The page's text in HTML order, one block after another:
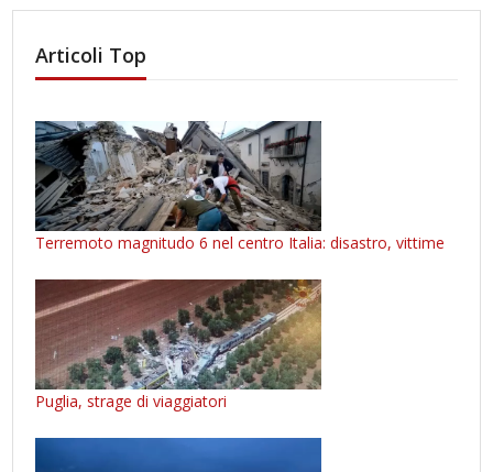
Articoli Top
Terremoto magnitudo 6 nel centro Italia: disastro, vittime
Puglia, strage di viaggiatori